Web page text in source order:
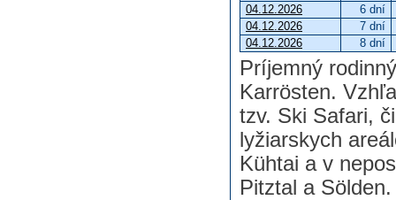
04.12.2026
6 dní
04.12.2026
7 dní
04.12.2026
8 dní
Príjemný
Karrösten.
tzv. Ski Safari,
lyžiarskych
Kühtai a v
Pitztal a Sölden.